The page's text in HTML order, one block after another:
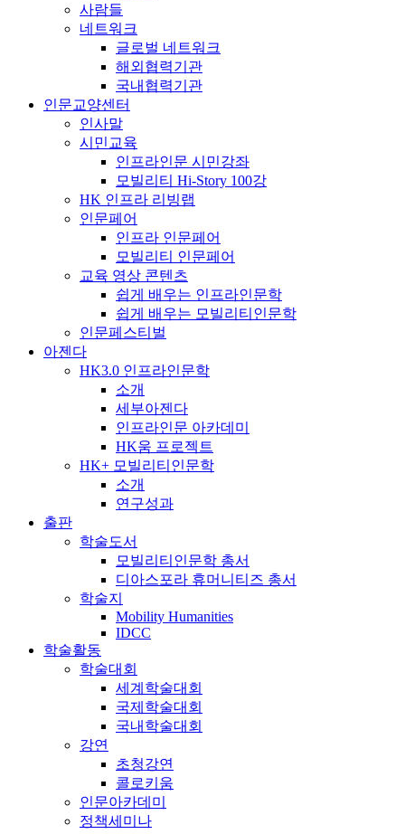
사람들
네트워크
글로벌 네트워크
해외협력기관
국내협력기관
인문교양센터
인사말
시민교육
인프라인문 시민강좌
모빌리티 Hi-Story 100강
HK 인프라 리빙랩
인문페어
인프라 인문페어
모빌리티 인문페어
교육 영상 콘텐츠
쉽게 배우는 인프라인문학
쉽게 배우는 모빌리티인문학
인문페스티벌
아젠다
HK3.0 인프라인문학
소개
세부아젠다
인프라인문 아카데미
HK움 프로젝트
HK+ 모빌리티인문학
소개
연구성과
출판
학술도서
모빌리티인문학 총서
디아스포라 휴머니티즈 총서
학술지
Mobility Humanities
IDCC
학술활동
학술대회
세계학술대회
국제학술대회
국내학술대회
강연
초청강연
콜로키움
인문아카데미
정책세미나